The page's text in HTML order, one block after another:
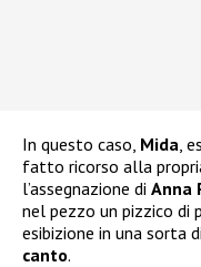
In questo caso, Mida ,
fatto ricorso alla
l’assegnazione di Anna
nel pezzo un pizzico di
esibizione in una sorta di
canto.